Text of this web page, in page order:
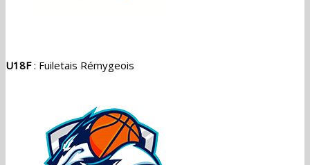
U18F: Fuiletais Rémygeois